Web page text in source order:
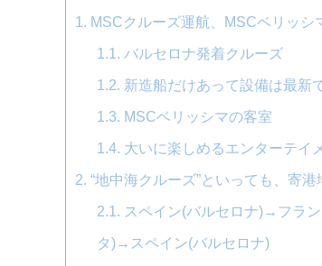
1. MSCクルーズ運航、MSCベリッシ
1.1. バルセロナ発着クルーズ
1.2. 新造船だけあって設備は最新
1.3. MSCベリッシマの客室
1.4. 大いに楽しめるエンターテイ
2. “地中海クルーズ”といっても、寄
2.1. スペイン(バルセロナ)→フラ
タ)→スペイン(バルセロナ)